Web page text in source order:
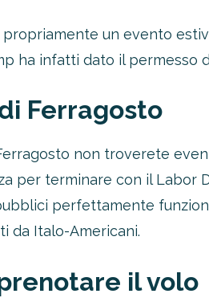
un evento
ha infatti dato il permesso
Ferragosto
non troverete
per terminare con il
perfettamente
da Italo-Americani.
il volo